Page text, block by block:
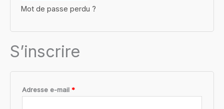
Mot de passe perdu ?
S’inscrire
Adresse e-mail *Obligatoire